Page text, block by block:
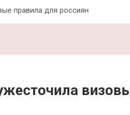
правила для россиян